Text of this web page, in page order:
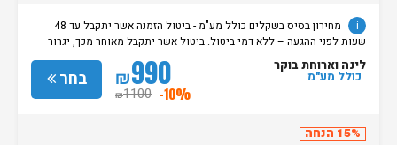
i
מחירון בסיס בשקלים כולל מע"מ - ביטול הזמנה אשר יתקבל עד 48
שעות לפני ההגעה – ללא דמי ביטול. ביטול אשר יתקבל מאוחר מכך, יגרור
חיוב בסך 50% מעלות ההזמנה. אי הגעה ללא כל הודעה מוקדמת תגרור חיוב
בסך 100% מעלות ההזמנה. מדיניות קבלת/עזיבת חדרים: שעת קבלת החדרים
הינה החל מהשעה 15:00. בימי שבת / חג: קבלת חדרים החל מצאת
השבת/החג. שעת עזיבת חדרים בכל ימות השבוע עד השעה 11:00. בימי שבת/
בחר ₪990
₪1100 -10%
לינה וארוחת בוקר
כולל מע"מ
15% הנחה